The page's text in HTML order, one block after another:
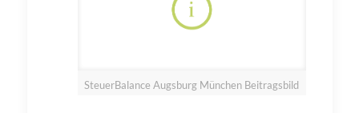
SteuerBalance Augsburg München Beitragsbild